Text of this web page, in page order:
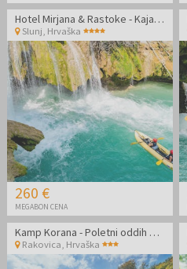
Hotel Mirjana & Rastoke - Kajakaštvo po čudoviti reki Mrežnici
Slunj, Hrvaška
260 €
MEGABON CENA
Kamp Korana - Poletni oddih v Plitvicah z vključenimi vstopnicami
Rakovica, Hrvaška